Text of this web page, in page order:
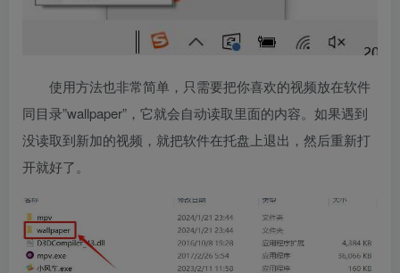
使用方法也非常简单，只需要把你喜欢的视频放在软件
同目录”wallpaper”，它就会自动读取里面的内容。如果遇到
没读取到新加的视频，就把软件在托盘上退出，然后重新打
开就好了。